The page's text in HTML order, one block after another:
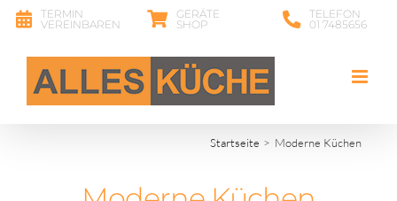
Zum
Inhalt
springen
TERMIN
VEREINBAREN
GERÄTE
SHOP
TELEFON
01 7485656
Startseite Moderne Küchen